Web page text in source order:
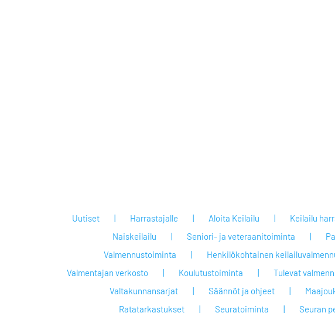
Uutiset Harrastajalle Aloita Keilailu Keilailu
Naiskeilailu
Seniori- ja veteraanitoiminta
Valmennustoiminta
Henkilökohtainen
Valmentajan verkosto
Koulutustoiminta Tulevat
Valtakunnansarjat
Säännöt ja ohjeet
Ratatarkastukset
Seuratoiminta Seuran